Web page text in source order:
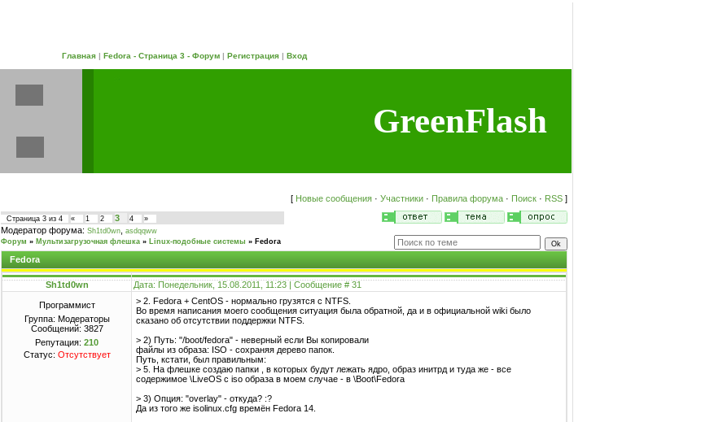
Главная | Fedora - Страница 3 - Форум | Регистрация | Вход
GreenFlash
[ Новые сообщения · Участники · Правила форума · Поиск · RSS ]
Страница 3 из 4 « 1 2 3 4 »
Модератор форума: Sh1td0wn asdqqww
Форум » Мультизагрузочная флешка » Linux-подобные системы » Fedora
Fedora
Sh1td0wn Дата: Понедельник, 15.08.2011, 11:23 | Сообщение # 31
Программист
Группа: Модераторы
Сообщений: 3827
Репутация: 210
Статус: Отсутствует
> 2. Fedora + CentOS - нормально грузятся с NTFS.
Во время написания моего сообщения ситуация была обратной, да и в официальной wiki было
сказано об отсутствии поддержки NTFS.
> 2) Путь: "/boot/fedora" - неверный если Вы копировали
файлы из образа: ISO - сохраняя дерево папок.
Путь, кстати, был правильным:
> 5. На флешке создаю папки , в которых будут лежать ядро, образ инитрд и туда же - все
содержимое \LiveOS с iso образа в моем случае - в \Boot\Fedora
> 3) Опция: "overlay" - откуда? :?
Да из того же isolinux.cfg времён Fedora 14.